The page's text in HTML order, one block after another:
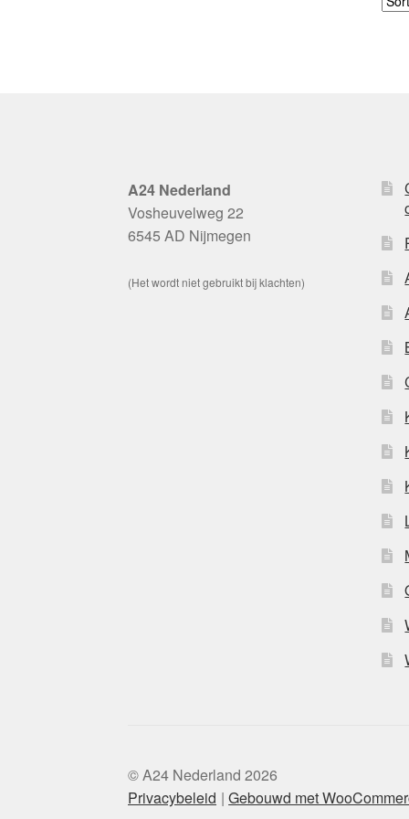
A24 Nederland
Vosheuvelweg 22
6545 AD Nijmegen
(Het wordt niet gebruikt bij klachten)
© A24 Nederland 2026
Privacybeleid
Gebouwd met